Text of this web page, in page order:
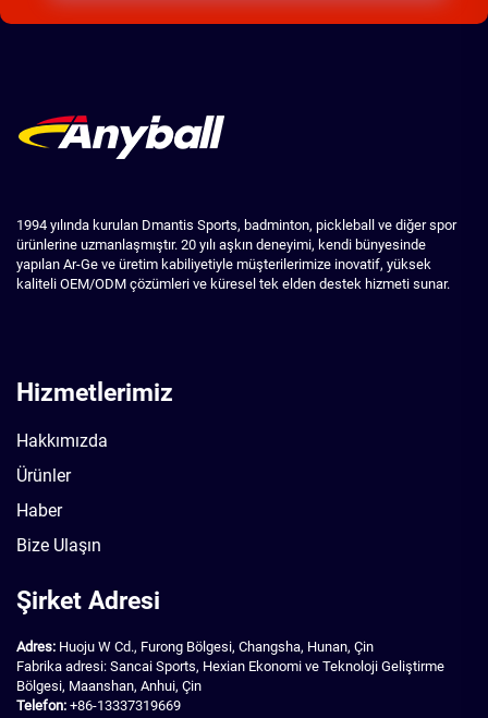
1994 yılında kurulan Dmantis Sports, badminton, pickleball ve diğer spor
ürünlerine uzmanlaşmıştır. 20 yılı aşkın deneyimi, kendi bünyesinde
yapılan Ar-Ge ve üretim kabiliyetiyle müşterilerimize inovatif, yüksek
kaliteli OEM/ODM çözümleri ve küresel tek elden destek hizmeti sunar.
Hizmetlerimiz
Hakkımızda
Ürünler
Haber
Bize Ulaşın
Şirket Adresi
Adres: Huoju W Cd., Furong Bölgesi, Changsha, Hunan, Çin
Fabrika adresi: Sancai Sports, Hexian Ekonomi ve Teknoloji Geliştirme
Bölgesi, Maanshan, Anhui, Çin
Telefon: +86-13337319669